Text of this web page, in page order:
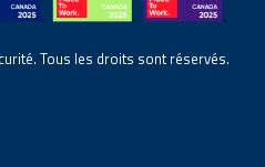
Tous les droits sont réservés.